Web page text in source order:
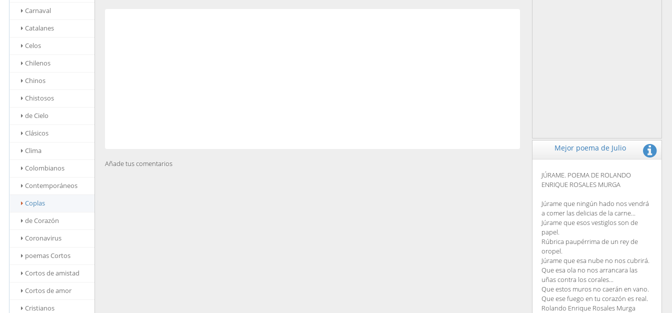
Carnaval
Catalanes
Celos
Chilenos
Chinos
Chistosos
de Cielo
Clásicos
Clima
Colombianos
Contemporáneos
Coplas
de Corazón
Coronavirus
poemas Cortos
Cortos de amistad
Cortos de amor
Cristianos
Añade tus comentarios
Mejor poema de Julio
JÚRAME. POEMA DE ROLANDO
ENRIQUE ROSALES MURGA
Júrame que ningún hado nos vendrá
a comer las delicias de la carne...
Júrame que esos vestiglos son de
papel.
Rúbrica paupérrima de un rey de
oropel.
Júrame que esa nube no nos cubrirá.
Que esa ola no nos arrancara las
uñas contra los corales...
Que estos muros no caerán en vano.
Que ese fuego en tu corazón es real.
Rolando Enrique Rosales Murga